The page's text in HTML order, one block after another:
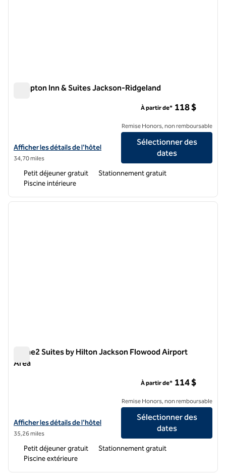
Hampton Inn & Suites Jackson-Ridgeland
Afficher les détails de l'hôtel Hampton Inn & Suites Jackson-
Afficher les détails de l'hôtel
34,70 miles
À partir de* 118 $
Remise Honors, non remboursable
Sélectionner des
dates
Petit déjeuner gratuit
Stationnement gratuit
Piscine intérieure
1 sur 12
Home2 Suites by Hilton Jackson Flowood Airport
Area
Afficher les détails de l'hôtel Home2 Suites by Hilton Jackson
Afficher les détails de l'hôtel
35,26 miles
À partir de* 114 $
Remise Honors, non remboursable
Sélectionner des
dates
Petit déjeuner gratuit
Stationnement gratuit
Piscine extérieure